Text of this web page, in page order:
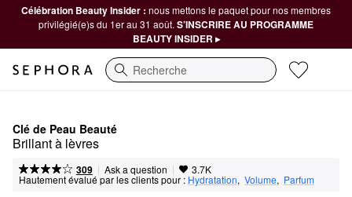
Célébration Beauty Insider : nous mettons le paquet pour nos membres
privilégié(e)s du 1er au 31 août. S’INSCRIRE AU PROGRAMME
BEAUTY INSIDER ▸
Recherche
Clé de Peau Beauté
Brillant à lèvres
309 | Ask a question | 3.7K
Hautement évalué par les clients pour : Hydratation, Volume, Parfum